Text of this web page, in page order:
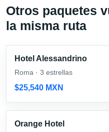
Otros paquetes
la misma ruta
Hotel Alessandrino
Roma · 3 estrellas
$25,540 MXN
Orange Hotel